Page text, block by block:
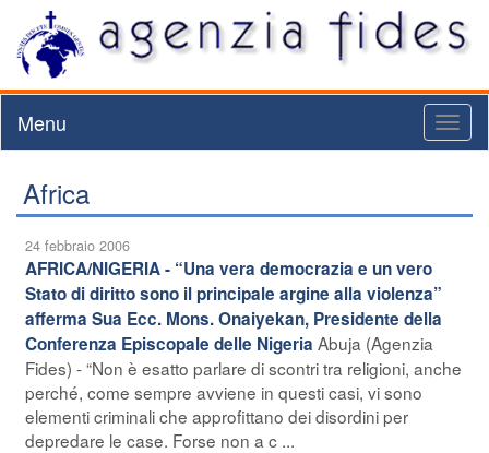
Menu
Africa
24 febbraio 2006
AFRICA/NIGERIA - “Una vera democrazia e un vero
Stato di diritto sono il principale argine alla violenza”
afferma Sua Ecc. Mons. Onaiyekan, Presidente della
Conferenza Episcopale delle Nigeria Abuja (Agenzia
Fides) - “Non è esatto parlare di scontri tra religioni, anche
perché, come sempre avviene in questi casi, vi sono
elementi criminali che approfittano dei disordini per
depredare le case. Forse non a c ...